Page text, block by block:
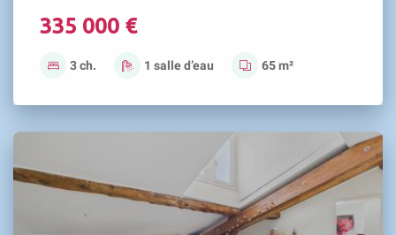
335 000 €
3 ch. 1 salle d’eau 65 m²